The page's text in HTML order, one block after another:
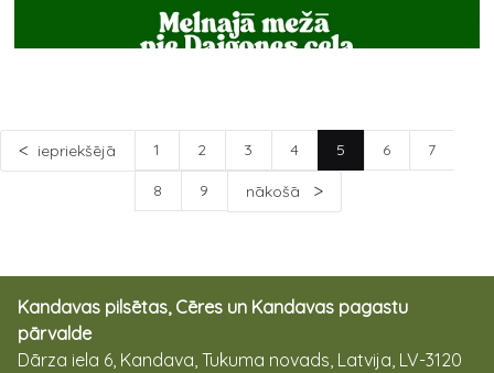
iepriekšējā 1 2 3 4 5 6 7
8 9 nākošā
Kandavas pilsētas, Cēres un Kandavas pagastu
pārvalde
Dārza iela 6, Kandava, Tukuma novads, Latvija, LV-3120